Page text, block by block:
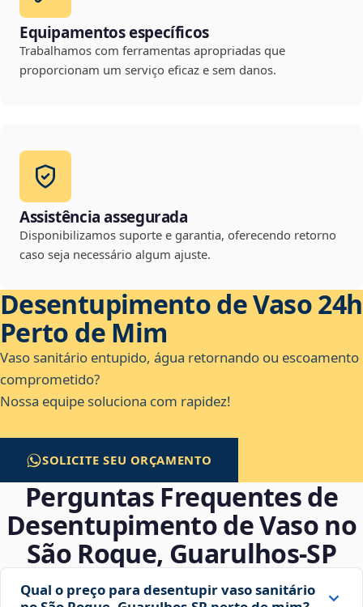
Equipamentos específicos
Trabalhamos com ferramentas apropriadas que
proporcionam um serviço eficaz e sem danos.
Assistência assegurada
Disponibilizamos suporte e garantia, oferecendo retorno
caso seja necessário algum ajuste.
Desentupimento de Vaso 24h
Perto de Mim
Vaso sanitário entupido, água retornando ou escoamento
comprometido?
Nossa equipe soluciona com rapidez!
SOLICITE SEU ORÇAMENTO
Perguntas Frequentes de
Desentupimento de Vaso no
São Roque, Guarulhos‑SP
Qual o preço para desentupir vaso sanitário